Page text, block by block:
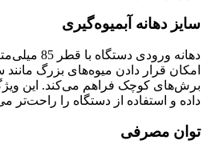
سایز دهانه آبمیوه‌گیری
امکان قرار دادن میوه‌های بزرگ مانند
برش‌های کوچک فراهم می‌کند. این
داده و استفاده از دستگاه را راحت‌تر
توان مصرفی